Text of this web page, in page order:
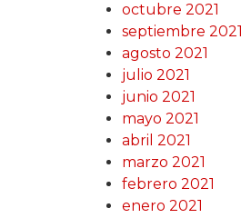
octubre 2021
septiembre 2021
agosto 2021
julio 2021
junio 2021
mayo 2021
abril 2021
marzo 2021
febrero 2021
enero 2021